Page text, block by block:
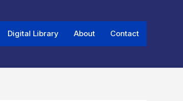
Digital Library About Contact